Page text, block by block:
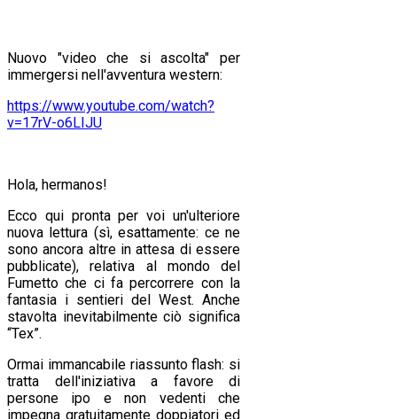
Nuovo "video che si ascolta" per
immergersi nell'avventura western:
https://www.youtube.com/watch?
v=17rV-o6LIJU
Hola, hermanos!
Ecco qui pronta per voi un'ulteriore
nuova lettura (sì, esattamente: ce ne
sono ancora altre in attesa di essere
pubblicate), relativa al mondo del
Fumetto che ci fa percorrere con la
fantasia i sentieri del West. Anche
stavolta inevitabilmente ciò significa
“Tex”.
Ormai immancabile riassunto flash: si
tratta dell'iniziativa a favore di
persone ipo e non vedenti che
impegna gratuitamente doppiatori ed